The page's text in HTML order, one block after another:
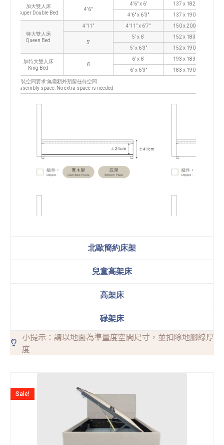
加大雙人床
Super Double Bed
4’6″
4’6″ x 6′
137 x 182 cm
4’6″ x 6’3″
137 x 190 cm
特大雙人床
Queen Bed
4’11” 4’11” x 6’7″ 150 x 200 cm
5′
5′ x 6′
152 x 183 cm
5′ x 6’3″
152 x 190 cm
加特大雙人床
King Bed
6′
6′ x 6′
193 x 183 cm
6′ x 6’3″
183 x 190 cm
安裝空間要求:無需額外預留任何空間
Assembly space: No extra space is needed
北歐簡約床架
兒童高架床
高架床
碌架床
小提示：請以地面為準量度空間尺寸，並扣除地腳線厚
度
Sale!